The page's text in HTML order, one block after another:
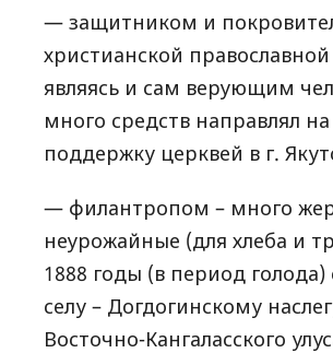
— защитником и
христианской
являясь и сам верующим
много средств направлял на
поддержку церквей в г.
— филантропом – много
неурожайные (для хлеба и
1888 годы (в период голода)
селу – Догдогинскому
Восточно-Кангаласского